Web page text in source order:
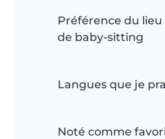
Préférence du lieu
de baby-sitting
Langues que je
Noté comme